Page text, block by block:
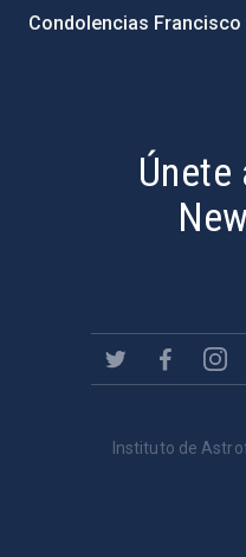
Condolencias Francisco
Únete
Instituto de